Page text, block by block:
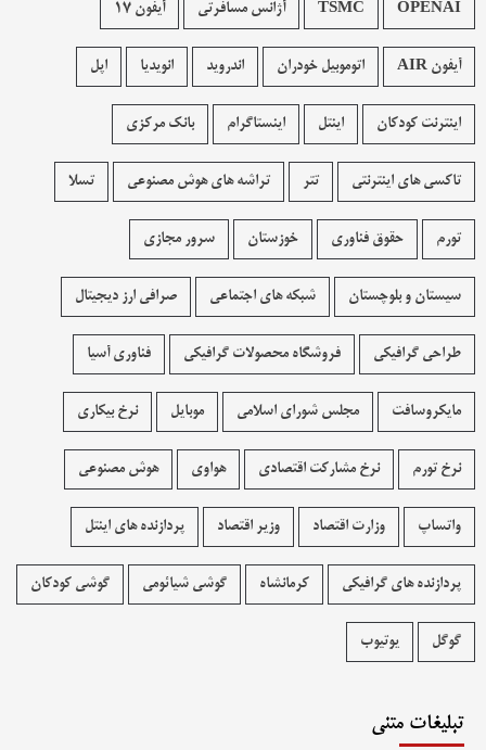
OPENAI
TSMC آژانس مسافرتی آیفون 17
آیفون AIR اتوموبیل خودران اندروید انویدیا اپل
اینترنت کودکان اینتل اینستاگرام بانک مرکزی
تاکسی های اینترنتی تتر تراشه های هوش مصنوعی تسلا
تورم حقوق فناوری خوزستان سرور مجازی
سیستان و بلوچستان شبکه های اجتماعی صرافی ارز دیجیتال
طراحی گرافیکی فروشگاه محصولات گرافيکی فناوری آسیا
مایکروسافت مجلس شورای اسلامی موبایل نرخ بیکاری
نرخ تورم نرخ مشارکت اقتصادی هواوی هوش مصنوعی
واتساپ وزارت اقتصاد وزیر اقتصاد پردازنده های اینتل
پردازنده های گرافیکی کرمانشاه گوشی شیائومی گوشی کودکان
گوگل یوتیوب
تبلیغات متنی